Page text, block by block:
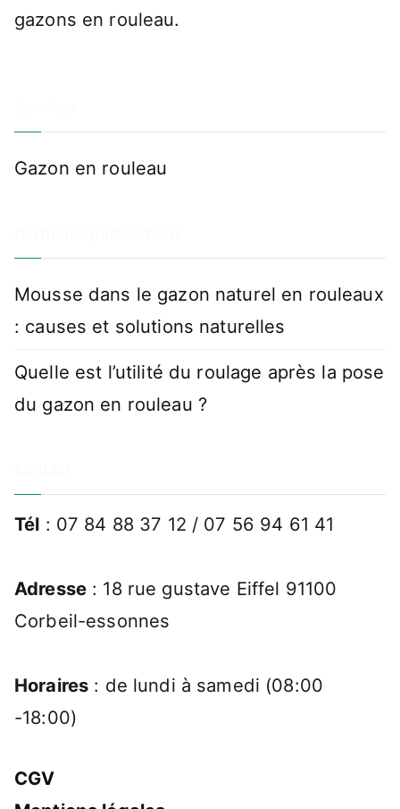
gazons en rouleau.
Gazon en rouleau
Mousse dans le gazon naturel en rouleaux
: causes et solutions naturelles
Quelle est l’utilité du roulage après la pose
du gazon en rouleau ?
Tél : 07 84 88 37 12 / 07 56 94 61 41
Adresse : 18 rue gustave Eiffel 91100
Corbeil-essonnes
Horaires : de lundi à samedi (08:00
-18:00)
CGV